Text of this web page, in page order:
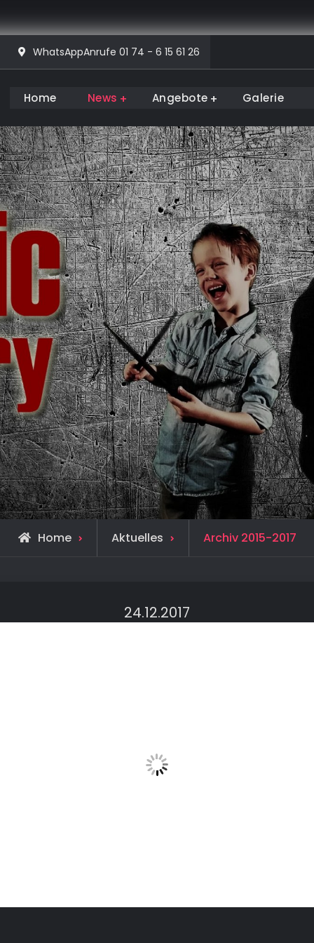
WhatsAppAnrufe 01 74 - 6 15 61 26
Home News Angebote Galerie
Home Aktuelles Archiv 2015-2017
24.12.2017